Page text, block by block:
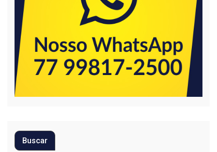
Buscar